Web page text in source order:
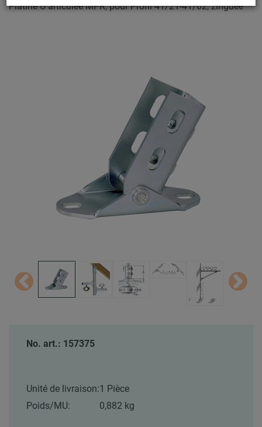
Platine U articulée MPR, pour Profil 41/21-41/62, zinguée
No. art.: 157375
Unité de livraison:1 Pièce
Poids/MU:
0,882 kg